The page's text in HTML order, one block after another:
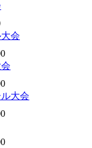
会
大会